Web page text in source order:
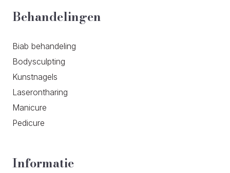
Behandelingen
Biab behandeling
Bodysculpting
Kunstnagels
Laserontharing
Manicure
Pedicure
Informatie